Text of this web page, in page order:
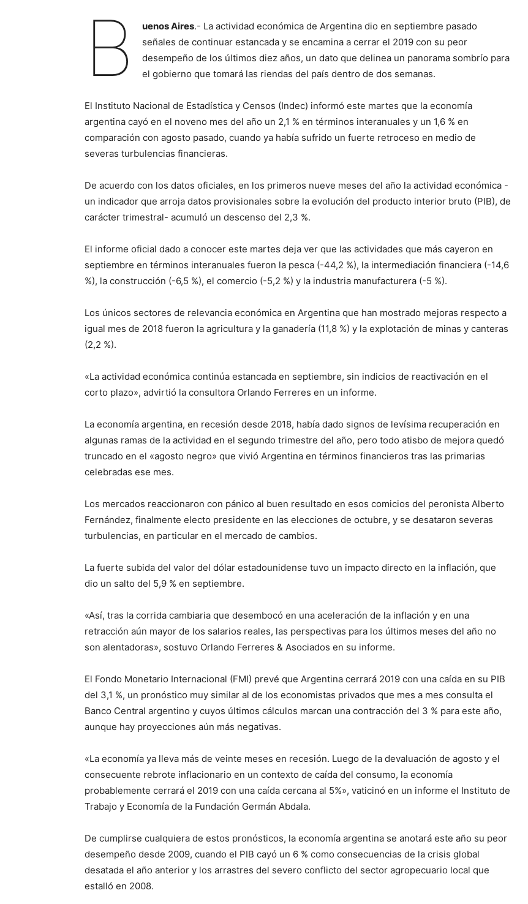
B uenos Aires.- La actividad económica de Argentina dio en septiembre pasado
señales de continuar estancada y se encamina a cerrar el 2019 con su peor
desempeño de los últimos diez años, un dato que delinea un panorama sombrío para
el gobierno que tomará las riendas del país dentro de dos semanas.
El Instituto Nacional de Estadística y Censos (Indec) informó este martes que la economía
argentina cayó en el noveno mes del año un 2,1 % en términos interanuales y un 1,6 % en
comparación con agosto pasado, cuando ya había sufrido un fuerte retroceso en medio de
severas turbulencias financieras.
De acuerdo con los datos oficiales, en los primeros nueve meses del año la actividad económica -
un indicador que arroja datos provisionales sobre la evolución del producto interior bruto (PIB), de
carácter trimestral- acumuló un descenso del 2,3 %.
El informe oficial dado a conocer este martes deja ver que las actividades que más cayeron en
septiembre en términos interanuales fueron la pesca (-44,2 %), la intermediación financiera (-14,6
%), la construcción (-6,5 %), el comercio (-5,2 %) y la industria manufacturera (-5 %).
Los únicos sectores de relevancia económica en Argentina que han mostrado mejoras respecto a
igual mes de 2018 fueron la agricultura y la ganadería (11,8 %) y la explotación de minas y canteras
(2,2 %).
«La actividad económica continúa estancada en septiembre, sin indicios de reactivación en el
corto plazo», advirtió la consultora Orlando Ferreres en un informe.
La economía argentina, en recesión desde 2018, había dado signos de levísima recuperación en
algunas ramas de la actividad en el segundo trimestre del año, pero todo atisbo de mejora quedó
truncado en el «agosto negro» que vivió Argentina en términos financieros tras las primarias
celebradas ese mes.
Los mercados reaccionaron con pánico al buen resultado en esos comicios del peronista Alberto
Fernández, finalmente electo presidente en las elecciones de octubre, y se desataron severas
turbulencias, en particular en el mercado de cambios.
La fuerte subida del valor del dólar estadounidense tuvo un impacto directo en la inflación, que
dio un salto del 5,9 % en septiembre.
«Así, tras la corrida cambiaria que desembocó en una aceleración de la inflación y en una
retracción aún mayor de los salarios reales, las perspectivas para los últimos meses del año no
son alentadoras», sostuvo Orlando Ferreres & Asociados en su informe.
El Fondo Monetario Internacional (FMI) prevé que Argentina cerrará 2019 con una caída en su PIB
del 3,1 %, un pronóstico muy similar al de los economistas privados que mes a mes consulta el
Banco Central argentino y cuyos últimos cálculos marcan una contracción del 3 % para este año,
aunque hay proyecciones aún más negativas.
«La economía ya lleva más de veinte meses en recesión. Luego de la devaluación de agosto y el
consecuente rebrote inflacionario en un contexto de caída del consumo, la economía
probablemente cerrará el 2019 con una caída cercana al 5%», vaticinó en un informe el Instituto de
Trabajo y Economía de la Fundación Germán Abdala.
De cumplirse cualquiera de estos pronósticos, la economía argentina se anotará este año su peor
desempeño desde 2009, cuando el PIB cayó un 6 % como consecuencias de la crisis global
desatada el año anterior y los arrastres del severo conflicto del sector agropecuario local que
estalló en 2008.